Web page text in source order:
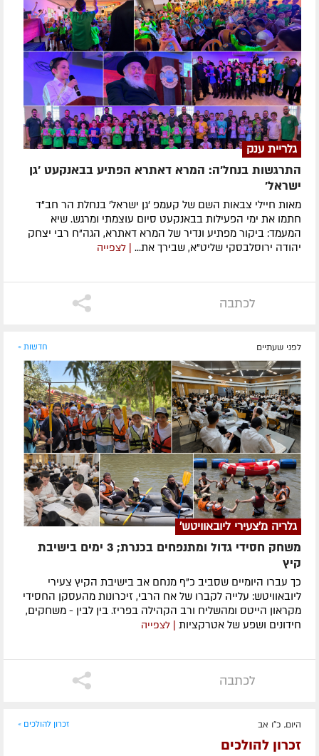
גלריית ענק
התרגשות בנחל'ה: המרא דאתרא הפתיע בבאנקעט 'גן
ישראל'
מאות חיילי צבאות השם של קעמפ 'גן ישראל' בנחלת הר חב"ד
חתמו את ימי הפעילות בבאנקעט סיום עוצמתי ומרגש. שיא
המעמד: ביקור מפתיע ונדיר של המרא דאתרא, הגה"ח רבי יצחק
יהודה ירוסלבסקי שליט"א, שבירך את...
| לצפייה
לכתבה
לפני שעתיים חדשות »
גלריה מ'צעירי ליובאוויטש'
משחק חסידי גדול ומתנפחים בכנרת; 3 ימים בישיבת
קיץ
כך עברו היומיים שסביב כ"ף מנחם אב בישיבת הקיץ צעירי
ליובאוויטש: עלייה לקברו של אח הרבי, זיכרונות מהעסקן החסידי
מקראון הייטס ומהשליח ורב הקהילה בפריז. בין לבין - משחקים,
חידונים ושפע של אטרקציות | לצפייה
לכתבה
היום, כ"ו אב זכרון להולכים »
זכרון להולכים